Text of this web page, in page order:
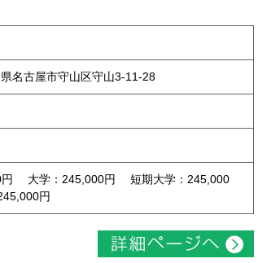
名古屋市守山区守山3-11-28
円 大学：245,000円 短期大学：245,000
円